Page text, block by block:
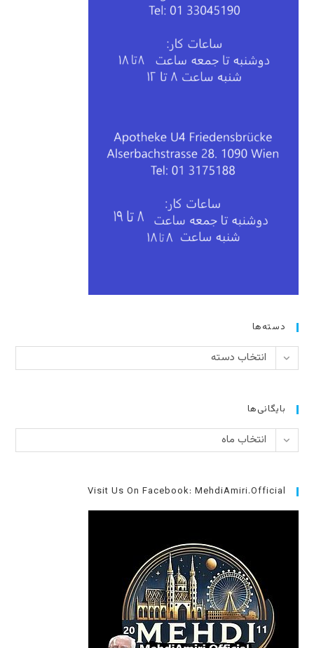
دسته‌ها
دسته‌ها انتخاب دسته
بایگانی‌ها
بایگانی‌هاانتخاب ماه
Visit Us On Facebook: MehdiAmiri.Official